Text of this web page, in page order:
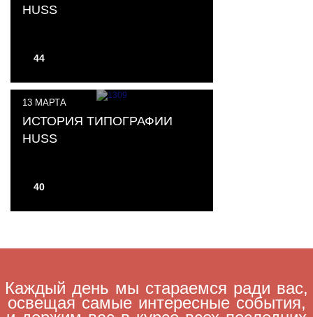
44
HUSS
40
13 МАРТА
ИСТОРИЯ ТИПОГРАФИИ
HUSS
Каждый день мы стараемся ради вас,
освещая самые интересные события,